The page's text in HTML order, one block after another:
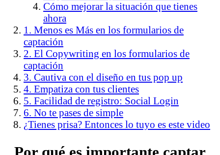
Cómo mejorar la situación que tienes
ahora
1. Menos es Más en los formularios de
captación
2. El Copywriting en los formularios de
captación
3. Cautiva con el diseño en tus pop up
4. Empatiza con tus clientes
5. Facilidad de registro: Social Login
6. No te pases de simple
¿Tienes prisa? Entonces lo tuyo es este video